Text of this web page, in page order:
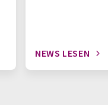
NEWS LESEN